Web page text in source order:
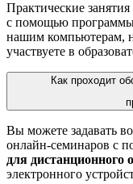
Практические
с помощью программы
нашим компьютерам,
участвуете в
Как проходит
Вы можете задавать
онлайн-семинаров с
для дистанционного
электронного